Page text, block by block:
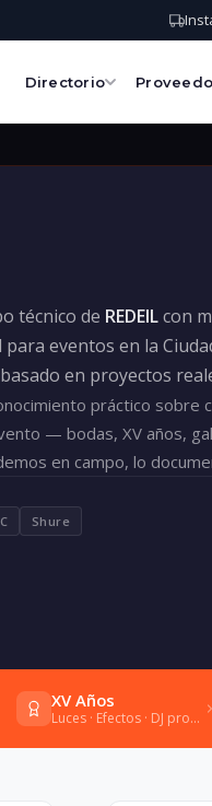
Directorio
técnico de REDEILcon
eventos en la
en proyectos
práctico sobre
— bodas, XV años,
en campo, lo
Shure
XV Años
Luces · Efectos · DJ profesional